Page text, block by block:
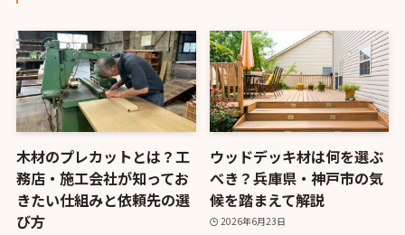
木材のプレカットとは？工
務店・施工会社が知ってお
きたい仕組みと依頼先の選
び方
ウッドデッキ材は何を選ぶ
べき？兵庫県・神戸市の気
候を踏まえて解説
2026年6月23日